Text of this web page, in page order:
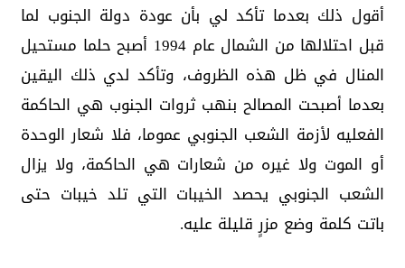
‏أقول ذلك بعدما تأكد لي بأن عودة دولة الجنوب لما
قبل احتلالها من الشمال عام 1994 أصبح حلما مستحيل
المنال في ظل هذه الظروف، وتأكد لدي ذلك اليقين
بعدما أصبحت المصالح بنهب ثروات الجنوب هي الحاكمة
الفعليه لأزمة الشعب الجنوبي عموما، فلا شعار الوحدة
أو الموت ولا غيره من شعارات هي الحاكمة، ولا يزال
الشعب الجنوبي يحصد الخيبات التي تلد خيبات حتى
باتت كلمة وضع مزرٍ قليلة عليه.